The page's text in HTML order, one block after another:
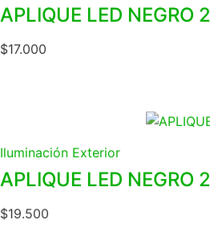
APLIQUE LED
$17.000
Iluminación Exterior
APLIQUE LED NEGRO
$19.500